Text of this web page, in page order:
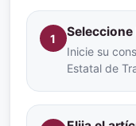
1
Inicie su
Estatal de